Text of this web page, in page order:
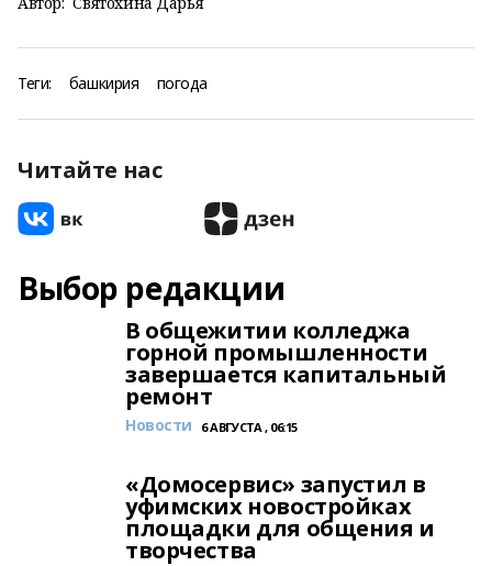
Теги: башкирия погода
Читайте нас
Выбор редакции
В общежитии колледжа
горной промышленности
завершается капитальный
ремонт
Новости 6 АВГУСТА , 06:15
«Домосервис» запустил в
уфимских новостройках
площадки для общения и
творчества